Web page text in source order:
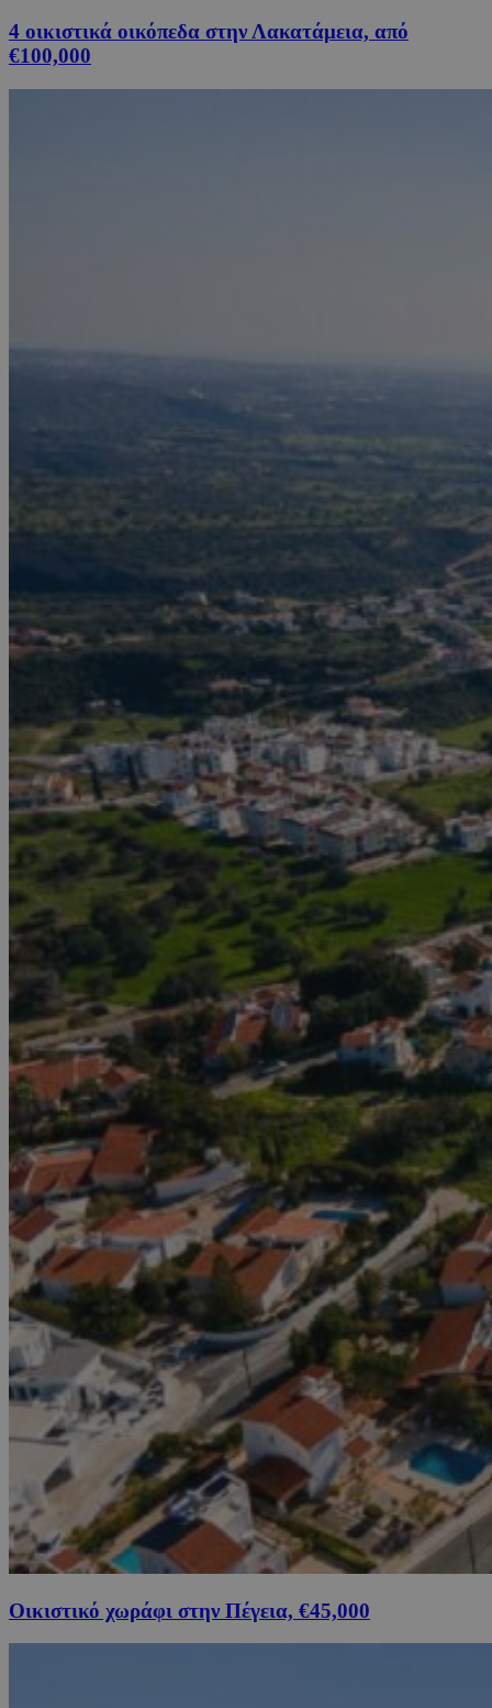
4 οικιστικά οικόπεδα στην Λακατάμεια, από
€100,000
Οικιστικό χωράφι στην Πέγεια, €45,000